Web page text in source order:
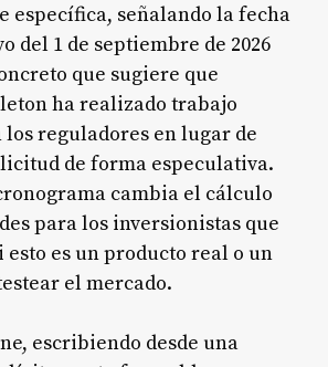
específica, señalando la fecha
del 1 de septiembre de 2026
que sugiere que
ha realizado trabajo
reguladores en lugar de
de forma especulativa.
cambia el cálculo
para los inversionistas que
esto es un producto real o un
el mercado.
escribiendo desde una